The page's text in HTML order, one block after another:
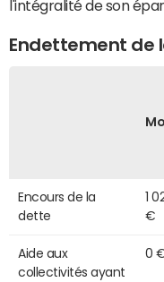
l'intégralité de son
Endettement de
Encours de la
dette
1
€
Aide aux
collectivités ayant
0